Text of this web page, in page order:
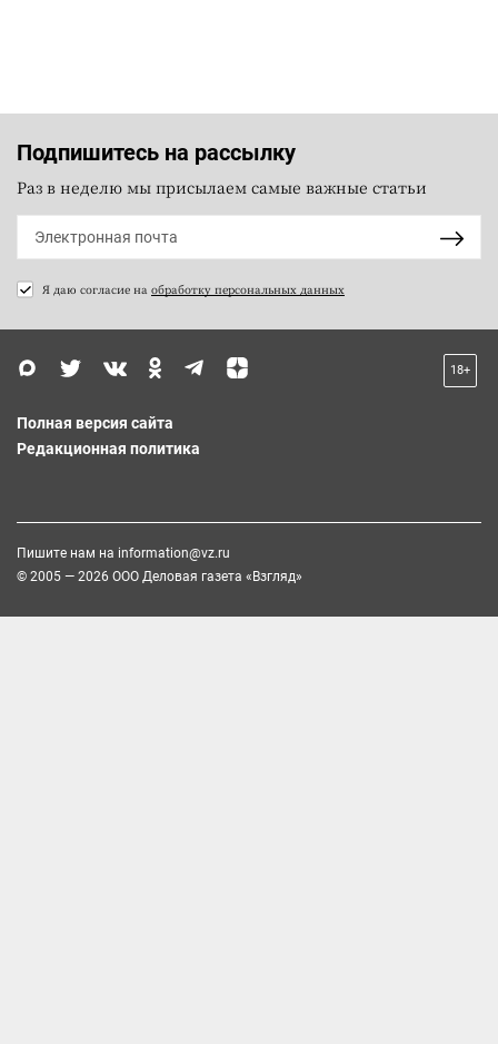
Подпишитесь на рассылку
Раз в неделю мы присылаем самые важные статьи
Я даю согласие на обработку персональных данных
18+
Полная версия сайта
Редакционная политика
Пишите нам на information@vz.ru
© 2005 — 2026 ООО Деловая газета «Взгляд»